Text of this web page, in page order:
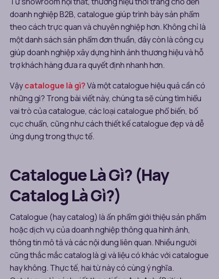
doanh nghiệp B2B, catalogue giúp trình bày sản phẩm
theo cách trực quan và chuyên nghiệp hơn. Không chỉ là
một danh sách sản phẩm đơn thuần, đây còn là công cụ
giúp doanh nghiệp xây dựng hình ảnh thương hiệu và hỗ
trợ khách hàng đưa ra quyết định nhanh hơn.
Vậycatalogue là gì?Và một catalogue hiệu quả cần có
những gì? Trong bài viết này, chúng ta sẽ cùng tìm hiểu
vai trò của catalogue, các loại catalogue phổ biến, bố
cục chuẩn, cũng như cách thiết kế catalogue đẹp và dễ
ứng dụng trong thực tế.
Catalogue Là Gì? (Hay
Catalog Là Gì?)
Catalogue (hay catalog) là ấn phẩm giới thiệu sản phẩm
hoặc dịch vụ của doanh nghiệp thông qua hình ảnh,
thông tin mô tả và các nội dung liên quan. Nhiều người
cũng thắc mắc catalog là gì và liệu có khác với catalogue
hay không. Thực tế, hai từ này có cùng ý nghĩa.